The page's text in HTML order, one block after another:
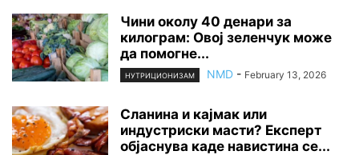
Чини околу 40 денари за
килограм: Овој зеленчук може
да помогне...
НУТРИЦИОНИЗАМ NMD - February 13, 2026
Сланина и кајмак или
индустриски масти? Експерт
објаснува каде навистина се...